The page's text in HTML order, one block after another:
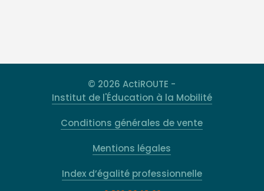
© 2026 ActiROUTE -
Institut de l'Éducation à la Mobilité
Conditions générales de vente
Mentions légales
Index d’égalité professionnelle